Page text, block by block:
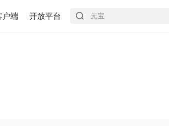
户端 开放平台